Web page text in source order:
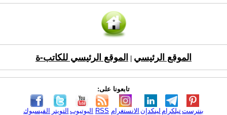
الموقع الرئيسي الموقع الرئيسي للكاتب-ة
تابعونا على:
الفيسبوك التويتر اليوتيوب RSS الانستغرام لينكدإن تيلكرامبنترست